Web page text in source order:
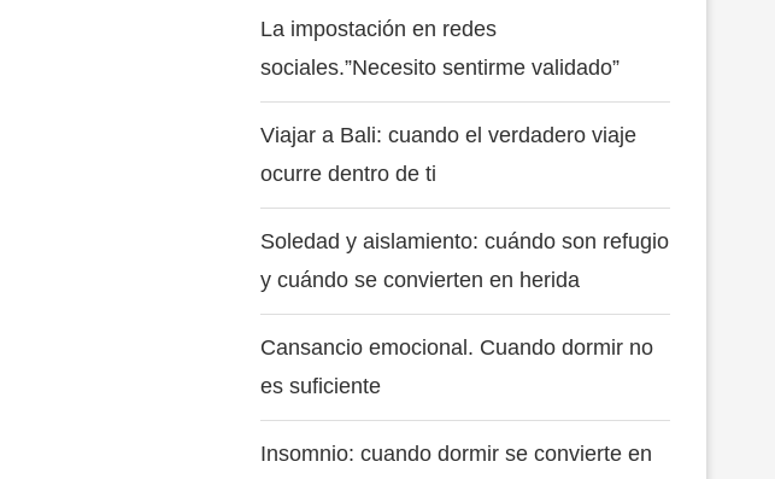
La impostación en redes
sociales.”Necesito sentirme validado”
Viajar a Bali: cuando el verdadero viaje
ocurre dentro de ti
Soledad y aislamiento: cuándo son refugio
y cuándo se convierten en herida
Cansancio emocional. Cuando dormir no
es suficiente
Insomnio: cuando dormir se convierte en